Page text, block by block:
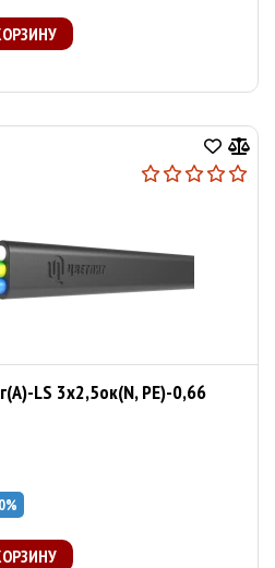
LS 3х2,5ок(N, PE)-0,66
%